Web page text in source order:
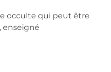
occulte qui peut être
enseigné